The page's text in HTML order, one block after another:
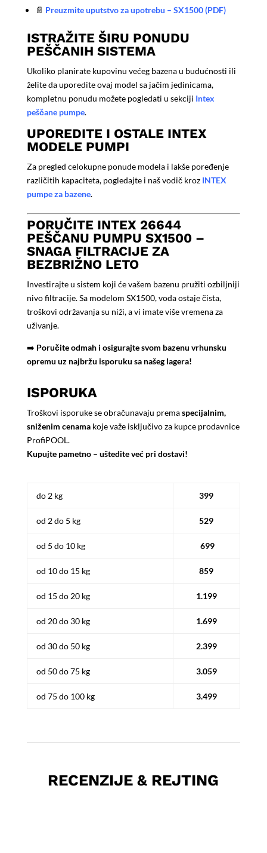
📄 Preuzmite uputstvo za upotrebu – SX1500 (PDF)
ISTRAŽITE ŠIRU PONUDU
PEŠČANIH SISTEMA
Ukoliko planirate kupovinu većeg bazena u budućnosti ili
želite da uporedite ovaj model sa jačim jedinicama,
kompletnu ponudu možete pogledati u sekciji Intex
peščane pumpe.
UPOREDITE I OSTALE INTEX
MODELE PUMPI
Za pregled celokupne ponude modela i lakše poređenje
različitih kapaciteta, pogledajte i naš vodič kroz INTEX
pumpe za bazene.
PORUČITE INTEX 26644
PEŠČANU PUMPU SX1500 –
SNAGA FILTRACIJE ZA
BEZBRIŽNO LETO
Investirajte u sistem koji će vašem bazenu pružiti ozbiljniji
nivo filtracije. Sa modelom SX1500, voda ostaje čista,
troškovi održavanja su niži, a vi imate više vremena za
uživanje.
➡️ Poručite odmah i osigurajte svom bazenu vrhunsku
opremu uz najbržu isporuku sa našeg lagera!
ISPORUKA
Troškovi isporuke se obračunavaju premaspecijalnim,
sniženim cenamakoje važe isključivo za kupce prodavnice
ProfiPOOL.
Kupujte pametno – uštedite već pri dostavi!
do 2 kg 399
od 2 do 5 kg 529
od 5 do 10 kg 699
od 10 do 15 kg 859
od 15 do 20 kg 1.199
od 20 do 30 kg 1.699
od 30 do 50 kg 2.399
od 50 do 75 kg 3.059
od 75 do 100 kg 3.499
RECENZIJE & REJTING